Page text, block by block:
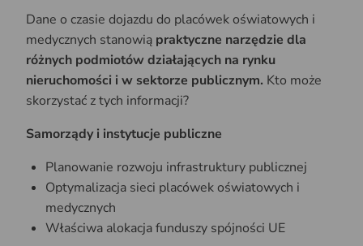
Dane o czasie dojazdu do placówek oświatowych i
medycznych stanowią praktyczne narzędzie dla
różnych podmiotów działających na rynku
nieruchomości i w sektorze publicznym. Kto może
skorzystać z tych informacji?
Samorządy i instytucje publiczne
Planowanie rozwoju infrastruktury publicznej
Optymalizacja sieci placówek oświatowych i
medycznych
Właściwa alokacja funduszy spójności UE